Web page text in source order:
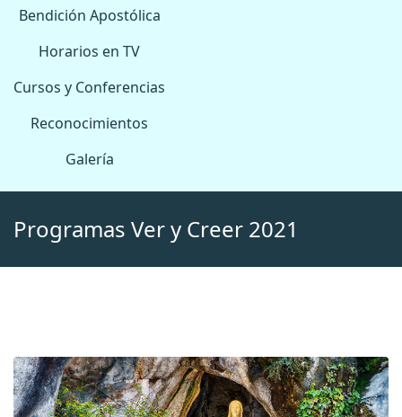
Bendición Apostólica
Horarios en TV
Cursos y Conferencias
Reconocimientos
Galería
Programas Ver y Creer 2021